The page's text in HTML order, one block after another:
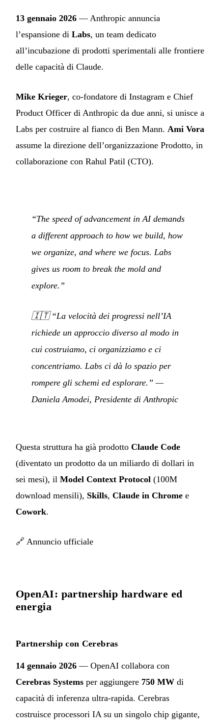
13 gennaio 2026 — Anthropic annuncia
l’espansione di Labs, un team dedicato
all’incubazione di prodotti sperimentali alle frontiere
delle capacità di Claude.
Mike Krieger, co-fondatore di Instagram e Chief
Product Officer di Anthropic da due anni, si unisce a
Labs per costruire al fianco di Ben Mann. Ami Vora
assume la direzione dell’organizzazione Prodotto, in
collaborazione con Rahul Patil (CTO).
“The speed of advancement in AI demands
a different approach to how we build, how
we organize, and where we focus. Labs
gives us room to break the mold and
explore.”
🇮🇹“La velocità dei progressi nell’IA
richiede un approccio diverso al modo in
cui costruiamo, ci organizziamo e ci
concentriamo. Labs ci dà lo spazio per
rompere gli schemi ed esplorare.” —
Daniela Amodei, Presidente di Anthropic
Questa struttura ha già prodotto Claude Code
(diventato un prodotto da un miliardo di dollari in
sei mesi), il Model Context Protocol (100M
download mensili), Skills, Claude in Chrome e
Cowork.
🔗 Annuncio ufficiale
OpenAI: partnership hardware ed
energia
Partnership con Cerebras
14 gennaio 2026 — OpenAI collabora con
Cerebras Systems per aggiungere 750 MW di
capacità di inferenza ultra-rapida. Cerebras
costruisce processori IA su un singolo chip gigante,